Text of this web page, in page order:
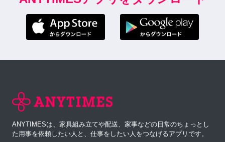
ANYTIMESは、家具組み立てや配送、家事などの日常のちょっとし
た用事を依頼したい人と、仕事をしたい人をつなげるアプリです。